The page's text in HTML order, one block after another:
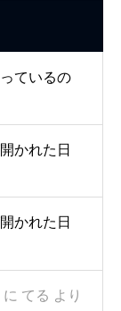
ているの
かれた日
かれた日
に てる より